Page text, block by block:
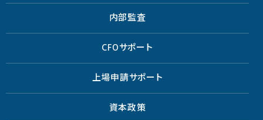
内部監査
CFOサポート
上場申請サポート
資本政策